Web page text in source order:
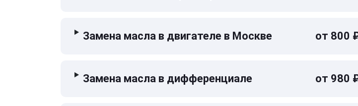
Замена масла в двигателе в Москве от 800
Замена масла в дифференциале от 980